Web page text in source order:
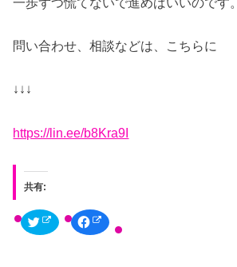
問い合わせ、相談などは、こちらに
↓↓↓
https://lin.ee/b8Kra9I
共有:
ク
ッ
F
c